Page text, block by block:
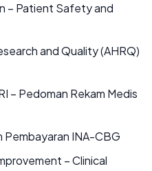
– Patient Safety and
and Quality (AHRQ)
– Pedoman Rekam Medis
Pembayaran INA-CBG
– Clinical